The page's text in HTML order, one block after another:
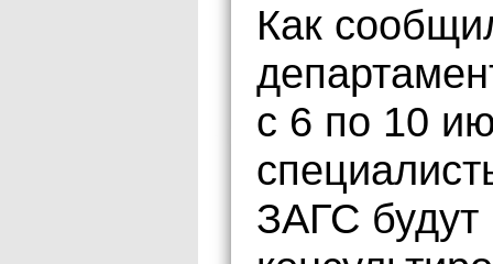
Как
с 6 по 10
ЗАГС будут